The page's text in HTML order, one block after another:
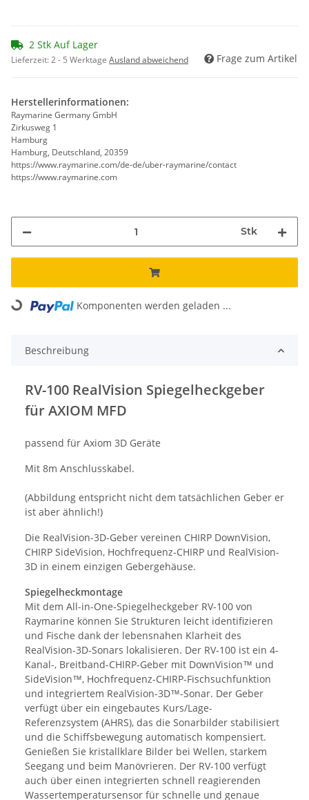
2 Stk Auf Lager
Lieferzeit:2 - 5 Werktage Ausland abweichend Frage zum Artikel
Herstellerinformationen:
Raymarine Germany GmbH
Zirkusweg 1
Hamburg
Hamburg, Deutschland, 20359
https://www.raymarine.com/de-de/uber-raymarine/contact
https://www.raymarine.com
Stk
Loading... Komponenten werden geladen ...
Beschreibung
RV-100 RealVision Spiegelheckgeber
für AXIOM MFD
passend für Axiom 3D Geräte
Mit 8m Anschlusskabel.
(Abbildung entspricht nicht dem tatsächlichen Geber er
ist aber ähnlich!)
Die RealVision-3D-Geber vereinen CHIRP DownVision,
CHIRP SideVision, Hochfrequenz-CHIRP und RealVision-
3D in einem einzigen Gebergehäuse.
Spiegelheckmontage
Mit dem All-in-One-Spiegelheckgeber RV-100 von
Raymarine können Sie Strukturen leicht identifizieren
und Fische dank der lebensnahen Klarheit des
RealVision-3D-Sonars lokalisieren. Der RV-100 ist ein 4-
Kanal-, Breitband-CHIRP-Geber mit DownVision™ und
SideVision™, Hochfrequenz-CHIRP-Fischsuchfunktion
und integriertem RealVision-3D™-Sonar. Der Geber
verfügt über ein eingebautes Kurs/Lage-
Referenzsystem (AHRS), das die Sonarbilder stabilisiert
und die Schiffsbewegung automatisch kompensiert.
Genießen Sie kristallklare Bilder bei Wellen, starkem
Seegang und beim Manövrieren. Der RV-100 verfügt
auch über einen integrierten schnell reagierenden
Wassertemperatursensor für schnelle und genaue